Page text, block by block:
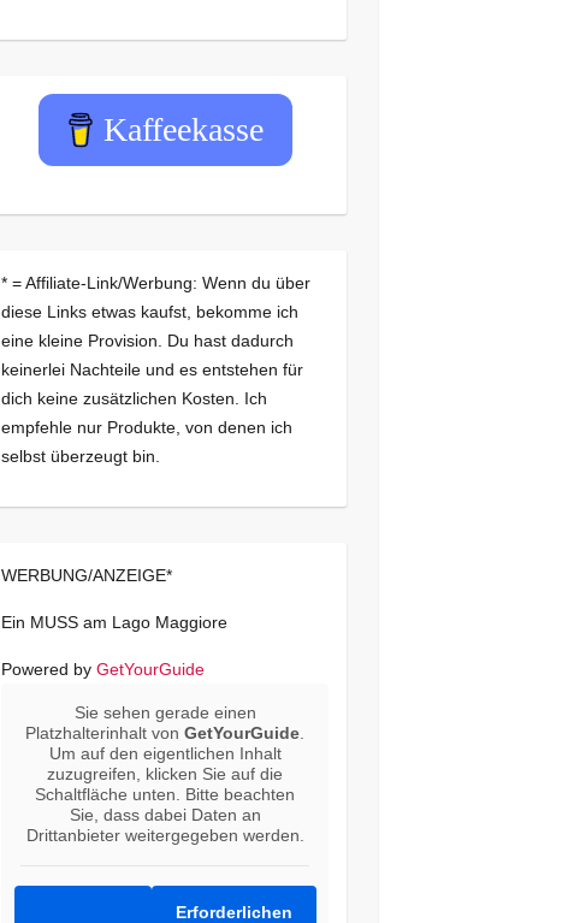
Kaffeekasse
* = Affiliate-Link/Werbung: Wenn du über
diese Links etwas kaufst, bekomme ich
eine kleine Provision. Du hast dadurch
keinerlei Nachteile und es entstehen für
dich keine zusätzlichen Kosten. Ich
empfehle nur Produkte, von denen ich
selbst überzeugt bin.
WERBUNG/ANZEIGE*
Ein MUSS am Lago Maggiore
Powered by GetYourGuide
Sie sehen gerade einen
Platzhalterinhalt vonGetYourGuide
Um auf den eigentlichen Inhalt
zuzugreifen, klicken Sie auf die
Schaltfläche unten. Bitte beachten
Sie, dass dabei Daten an
Drittanbieter weitergegeben werden.
Erforderlichen